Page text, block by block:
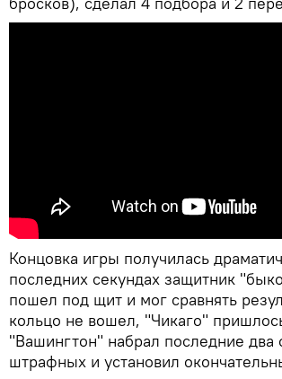
Концовка игры получилась
последних секундах защитник
пошел под щит и мог сравнять
кольцо не вошел, "Чикаго"
"Вашингтон" набрал последние два
штрафных и установил